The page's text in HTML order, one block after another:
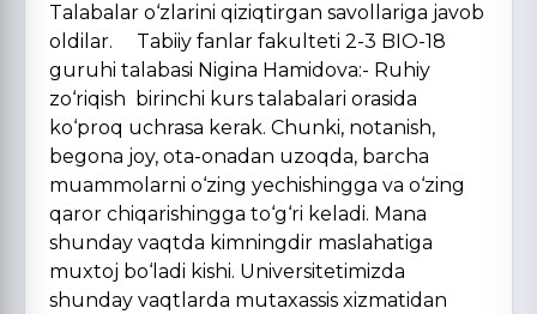
Talabalar o‘zlarini qiziqtirgan savollariga javob
oldilar. Tabiiy fanlar fakulteti 2-3 BIO-18
guruhi talabasi Nigina Hamidova:- Ruhiy
zo‘riqish birinchi kurs talabalari orasida
ko‘proq uchrasa kerak. Chunki, notanish,
begona joy, ota-onadan uzoqda, barcha
muammolarni o‘zing yechishingga va o‘zing
qaror chiqarishingga to‘g‘ri keladi. Mana
shunday vaqtda kimningdir maslahatiga
muxtoj bo‘ladi kishi. Universitetimizda
shunday vaqtlarda mutaxassis xizmatidan